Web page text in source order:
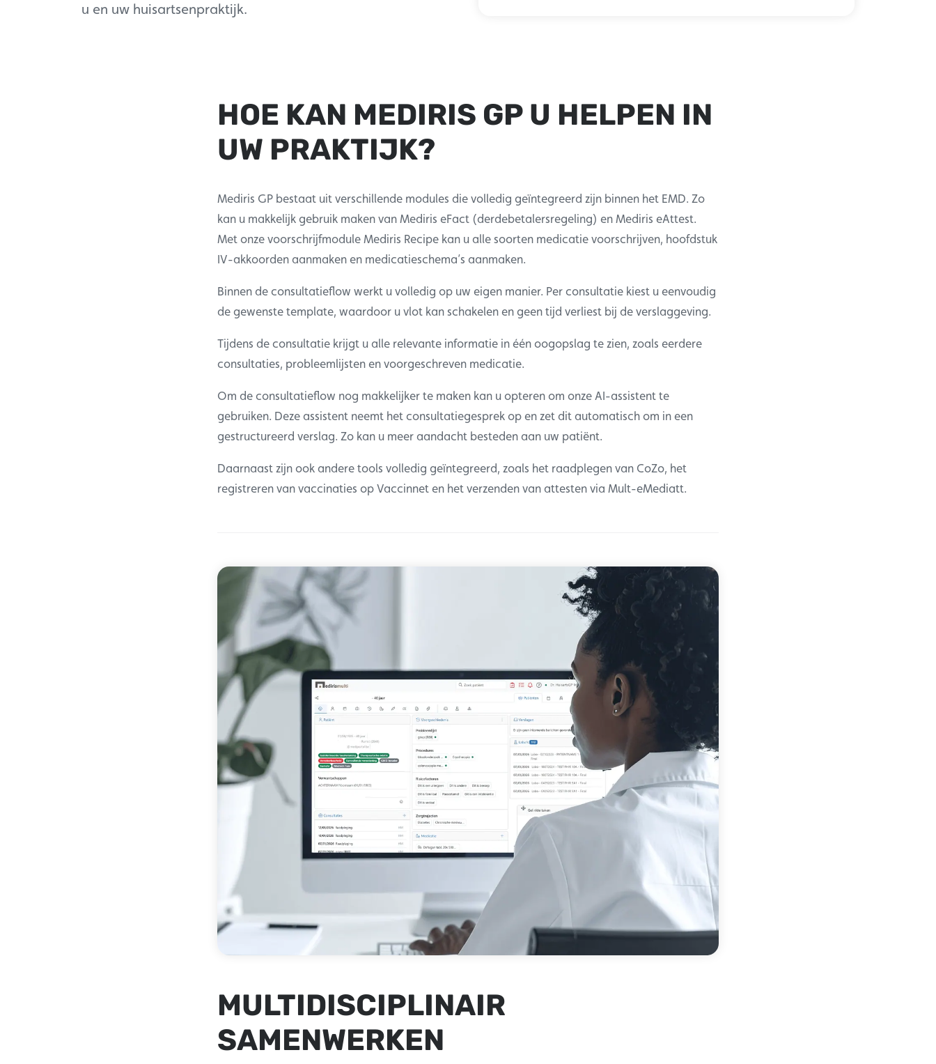
u en uw huisartsenpraktijk.
HOE KAN MEDIRIS GP U HELPEN IN
UW PRAKTIJK?
Mediris GP bestaat uit verschillende modules die volledig geïntegreerd zijn binnen het EMD. Zo
kan u makkelijk gebruik maken van Mediris eFact (derdebetalersregeling) en Mediris eAttest.
Met onze voorschrijfmodule Mediris Recipe kan u alle soorten medicatie voorschrijven, hoofdstuk
IV-akkoorden aanmaken en medicatieschema’s aanmaken.
Binnen de consultatieflow werkt u volledig op uw eigen manier. Per consultatie kiest u eenvoudig
de gewenste template, waardoor u vlot kan schakelen en geen tijd verliest bij de verslaggeving.
Tijdens de consultatie krijgt u alle relevante informatie in één oogopslag te zien, zoals eerdere
consultaties, probleemlijsten en voorgeschreven medicatie.
Om de consultatieflow nog makkelijker te maken kan u opteren om onze AI-assistent te
gebruiken. Deze assistent neemt het consultatiegesprek op en zet dit automatisch om in een
gestructureerd verslag. Zo kan u meer aandacht besteden aan uw patiënt.
Daarnaast zijn ook andere tools volledig geïntegreerd, zoals het raadplegen van CoZo, het
registreren van vaccinaties op Vaccinnet en het verzenden van attesten via Mult-eMediatt.
MULTIDISCIPLINAIR
SAMENWERKEN